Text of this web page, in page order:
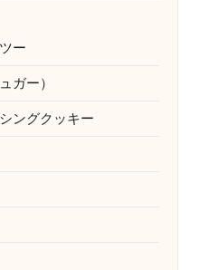
ー
ガー）
ングクッキー